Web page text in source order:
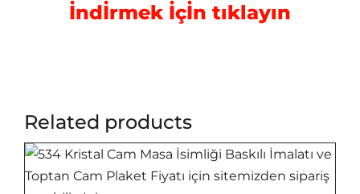
İndİrmek İçİn tıklayın
Related products